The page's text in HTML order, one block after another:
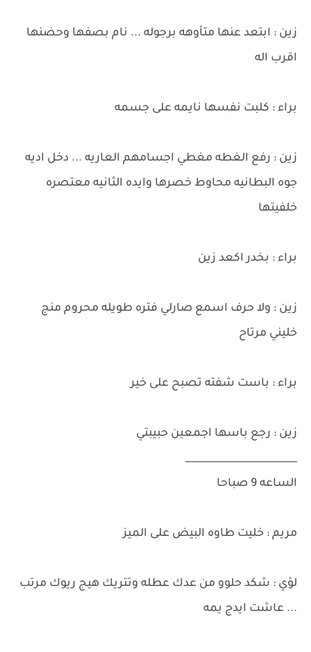
زين : ابتعد عنها متأوهه برجوله ... نام بصفها وحضنها
اقرب اله
براء : كلبت نفسها نايمه على جسمه
زين : رفع الغطه مغطي اجسامهم العاريه ... دخل اديه
جوه البطانيه محاوط خصرها وايده الثانيه معتصره
خلفيتها
براء : بخدر اكعد زين
زين : ولا حرف اسمع صارلي فتره طويله محروم منج
خليني مرتاح
براء : باست شفته تصبح على خير
زين : رجع باسها اجمعين حبيبتي
_______________________
الساعه 9 صباحا
مريم : خليت طاوه البيض على الميز
لؤي : شكد حلوو من عدك عطله وتتريك هيج ريوك مرتب
... عاشت ايدج يمه